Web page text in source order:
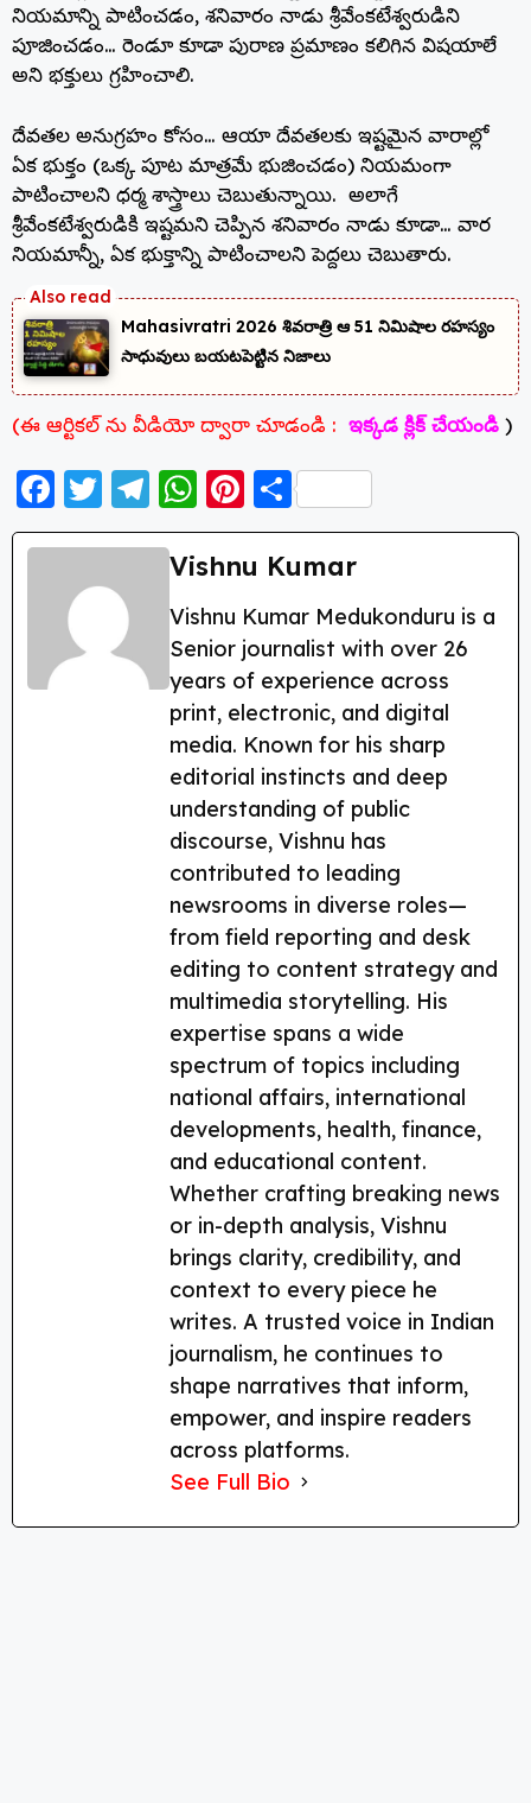
నియమాన్ని పాటించడం, శనివారం నాడు శ్రీవేంకటేశ్వరుడిని
పూజించడం… రెండూ కూడా పురాణ ప్రమాణం కలిగిన విషయాలే
అని భక్తులు గ్రహించాలి.
దేవతల అనుగ్రహం కోసం… ఆయా దేవతలకు ఇష్టమైన వారాల్లో
ఏక భుక్తం (ఒక్క పూట మాత్రమే భుజించడం) నియమంగా
పాటించాలని ధర్మ శాస్త్రాలు చెబుతున్నాయి. అలాగే
శ్రీవేంకటేశ్వరుడికి ఇష్టమని చెప్పిన శనివారం నాడు కూడా… వార
నియమాన్నీ, ఏక భుక్తాన్ని పాటించాలని పెద్దలు చెబుతారు.
Mahasivratri 2026 శివరాత్రి ఆ 51 నిమిషాల రహస్యం
సాధువులు బయటపెట్టిన నిజాలు
(ఈ ఆర్టికల్ ను వీడియో ద్వారా చూడండి : ఇక్కడ క్లిక్ చేయండి )
F
a
e
b
o
T
w
er
T
el
e
g
ra
m
W
h
a
ts
A
p
p
Pi
nt
er
e
st
S
h
a
re
Vishnu Kumar
Vishnu Kumar Medukonduru is a
Senior journalist with over 26
years of experience across
print, electronic, and digital
media. Known for his sharp
editorial instincts and deep
understanding of public
discourse, Vishnu has
contributed to leading
newsrooms in diverse roles—
from field reporting and desk
editing to content strategy and
multimedia storytelling. His
expertise spans a wide
spectrum of topics including
national affairs, international
developments, health, finance,
and educational content.
Whether crafting breaking news
or in-depth analysis, Vishnu
brings clarity, credibility, and
context to every piece he
writes. A trusted voice in Indian
journalism, he continues to
shape narratives that inform,
empower, and inspire readers
across platforms.
See Full Bio